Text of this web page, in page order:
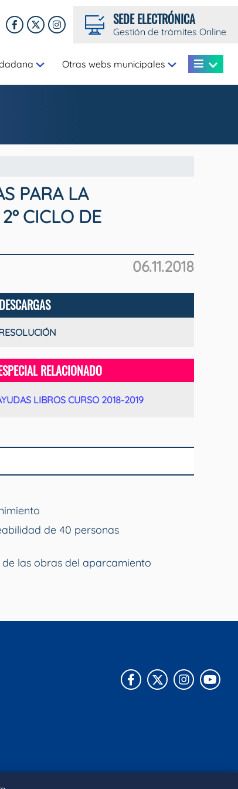
SEDE ELECTRÓNICA
Gestión de trámites Online
Otras webs municipales
PARA LA
CICLO DE
06.11.2018
DESCARGAS
RELACIONADO
LIBROS CURSO 2018-2019
de 40 personas
las obras del aparcamiento
Facebook
X